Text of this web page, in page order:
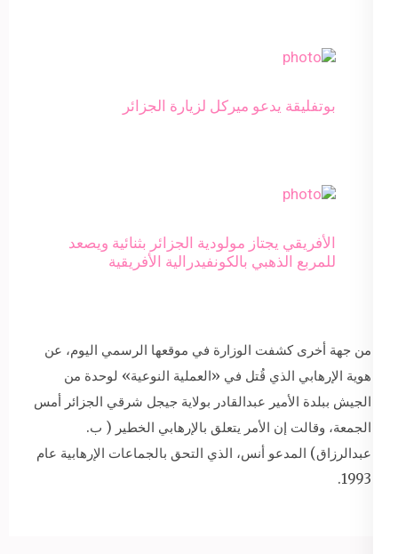
بوتفليقة يدعو ميركل لزيارة الجزائر
الأفريقي يجتاز مولودية الجزائر بثنائية ويصعد
للمربع الذهبي بالكونفيدرالية الأفريقية
من جهة أخرى كشفت الوزارة في موقعها الرسمي اليوم، عن
هوية الإرهابي الذي قُتل في «العملية النوعية» لوحدة من
الجيش ببلدة الأمير عبدالقادر بولاية جيجل شرقي الجزائر أمس
الجمعة، وقالت إن الأمر يتعلق بالإرهابي الخطير ( ب.
عبدالرزاق) المدعو أنس، الذي التحق بالجماعات الإرهابية عام
1993.